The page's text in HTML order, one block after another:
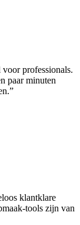
professionals.
paar minuten
”
klantklare
tools zijn van